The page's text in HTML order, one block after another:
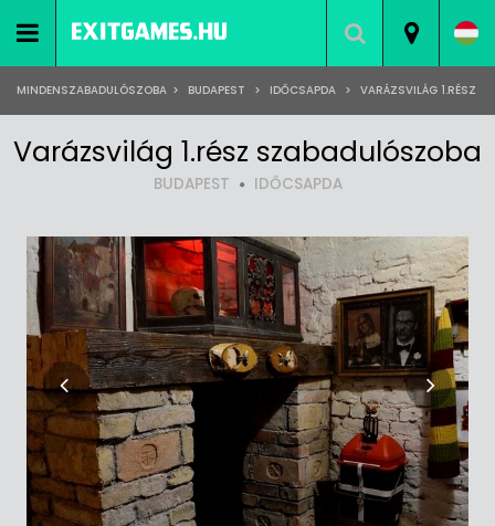
MINDENSZABADULÓSZOBA > BUDAPEST > IDŐCSAPDA > VARÁZSVILÁG 1.RÉSZ
Varázsvilág 1.rész szabadulószoba
BUDAPEST IDŐCSAPDA